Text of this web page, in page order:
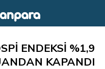
ENDEKSİ %1,9
KAPANDI